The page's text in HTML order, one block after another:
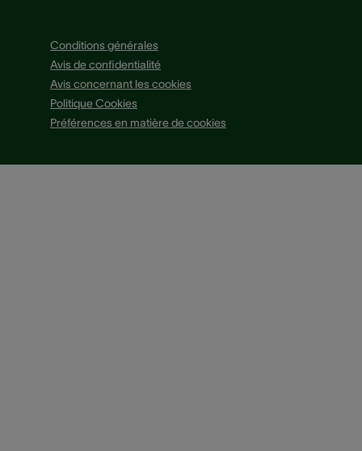
Conditions générales
Avis de confidentialité
Avis concernant les cookies
Politique Cookies
Préférences en matière de cookies